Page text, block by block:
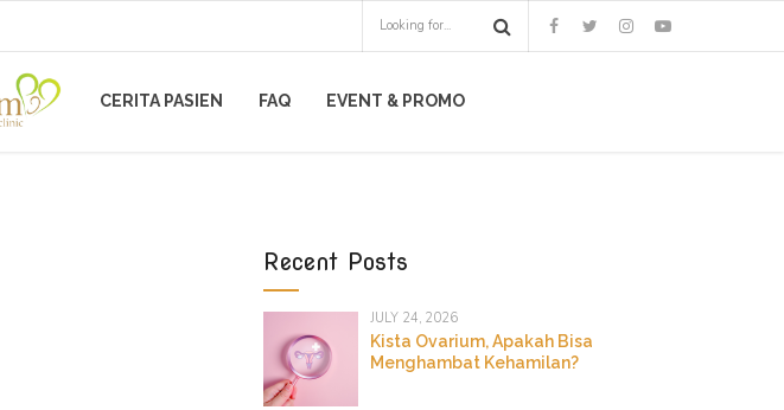
CERITA PASIEN FAQ EVENT & PROMO
Recent Posts
JULY 24, 2026
Kista Ovarium, Apakah Bisa
Menghambat Kehamilan?